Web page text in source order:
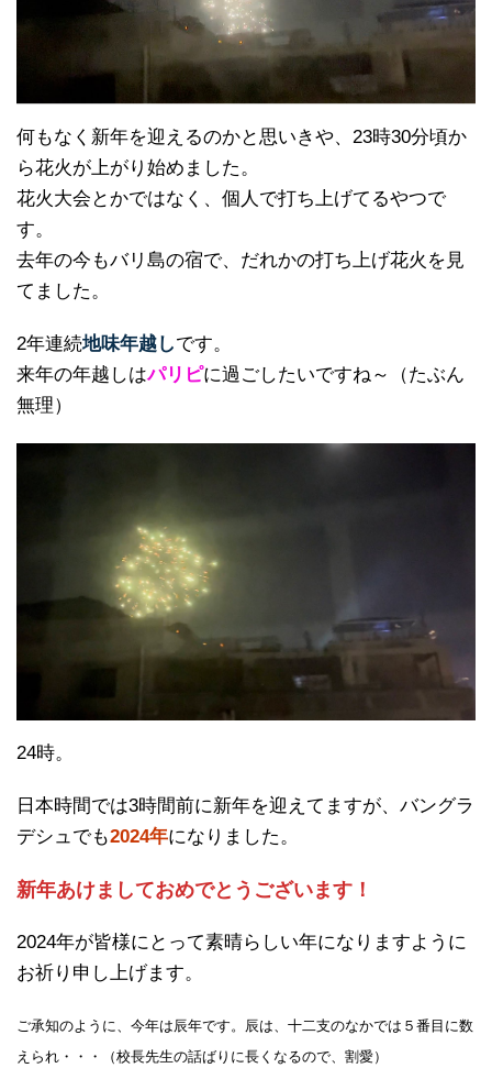
何もなく新年を迎えるのかと思いきや、23時30分頃か
ら花火が上がり始めました。
花火大会とかではなく、個人で打ち上げてるやつで
す。
去年の今もバリ島の宿で、だれかの打ち上げ花火を見
てました。
2年連続地味年越しです。
来年の年越しはパリピに過ごしたいですね～（たぶん
無理）
24時。
日本時間では3時間前に新年を迎えてますが、バングラ
デシュでも2024年になりました。
新年あけましておめでとうございます！
2024年が皆様にとって素晴らしい年になりますように
お祈り申し上げます。
ご承知のように、今年は辰年です。辰は、十二支のなかでは５番目に数
えられ・・・（校長先生の話ばりに長くなるので、割愛）